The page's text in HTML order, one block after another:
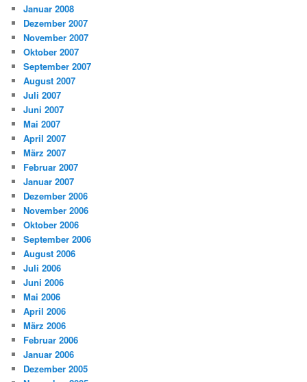
Januar 2008
Dezember 2007
November 2007
Oktober 2007
September 2007
August 2007
Juli 2007
Juni 2007
Mai 2007
April 2007
März 2007
Februar 2007
Januar 2007
Dezember 2006
November 2006
Oktober 2006
September 2006
August 2006
Juli 2006
Juni 2006
Mai 2006
April 2006
März 2006
Februar 2006
Januar 2006
Dezember 2005